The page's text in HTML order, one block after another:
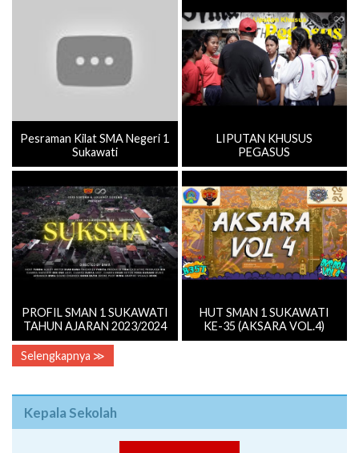
Pesraman Kilat SMA Negeri 1
Sukawati
LIPUTAN KHUSUS
PEGASUS
PROFIL SMAN 1 SUKAWATI
TAHUN AJARAN 2023/2024
HUT SMAN 1 SUKAWATI
KE-35 (AKSARA VOL.4)
Selengkapnya ≫
Kepala Sekolah